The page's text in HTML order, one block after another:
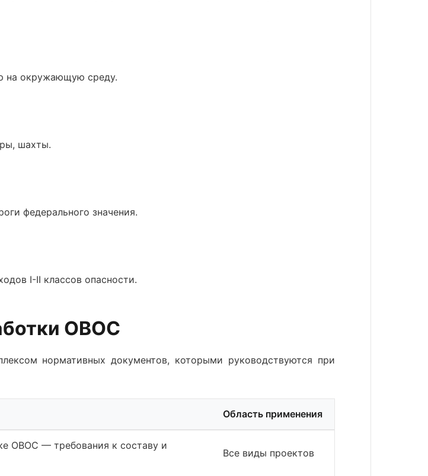
на окружающую среду.
шахты.
федерального значения.
I-II классов опасности.
ОВОС
нормативных документов, которыми руководствуются при
Область применения
ОВОС — требования к составу и
Все виды проектов